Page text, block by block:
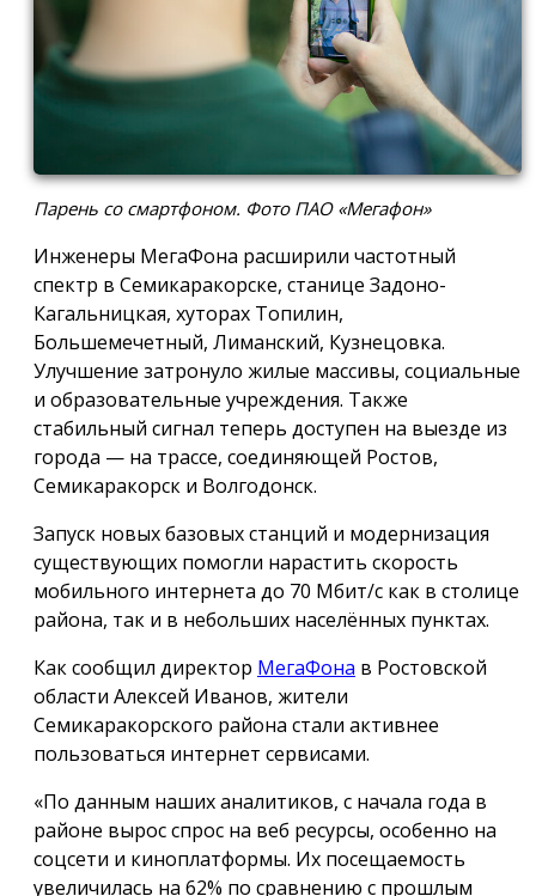
Парень со смартфоном. Фото ПАО «Мегафон»
Инженеры МегаФона расширили частотный
спектр в Семикаракорске, станице Задоно-
Кагальницкая, хуторах Топилин,
Большемечетный, Лиманский, Кузнецовка.
Улучшение затронуло жилые массивы, социальные
и образовательные учреждения. Также
стабильный сигнал теперь доступен на выезде из
города — на трассе, соединяющей Ростов,
Семикаракорск и Волгодонск.
Запуск новых базовых станций и модернизация
существующих помогли нарастить скорость
мобильного интернета до 70 Мбит/с как в столице
района, так и в небольших населённых пунктах.
Как сообщил директор МегаФона в Ростовской
области Алексей Иванов, жители
Семикаракорского района стали активнее
пользоваться интернет сервисами.
«По данным наших аналитиков, с начала года в
районе вырос спрос на веб ресурсы, особенно на
соцсети и киноплатформы. Их посещаемость
увеличилась на 62% по сравнению с прошлым